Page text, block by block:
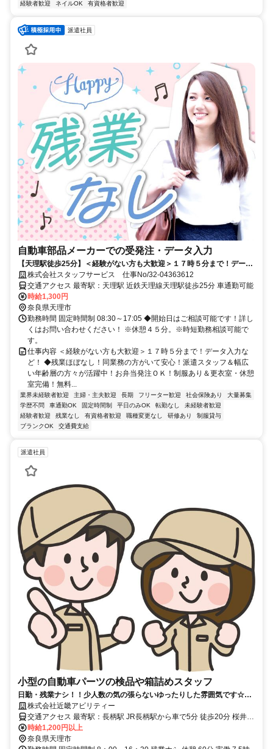
経験者歓迎
ネイルOK 有資格者歓迎
派遣社員
自動車部品メーカーでの受発注・データ入力
【天理駅徒歩25分】＜経験がない方も大歓迎＞１７時５分まで！データ
入力など！
株式会社スタッフサービス 仕事No/32-04363612
交通アクセス 最寄駅：天理駅 近鉄天理線天理駅徒歩25分 車通勤可能
時給1,300円
奈良県天理市
勤務時間 固定時間制 08:30～17:05 ◆開始日はご相談可能です！詳し
くはお問い合わせください！ ※休憩４５分。※時短勤務相談可能で
す。
仕事内容 ＜経験がない方も大歓迎＞１７時５分まで！データ入力な
ど！ ◆残業ほぼなし！同業務の方がいて安心！派遣スタッフ＆幅広
い年齢層の方々が活躍中！お弁当発注ＯＫ！制服あり＆更衣室・休憩
室完備！無料...
業界未経験者歓迎 主婦・主夫歓迎 長期 フリーター歓迎 社会保険あり
大量募集
学歴不問
車通勤OK 固定時間制 平日のみOK 転勤なし
未経験者歓迎
経験者歓迎
残業なし 有資格者歓迎 職種変更なし 研修あり
制服貸与
ブランクOK
交通費支給
派遣社員
小型の自動車パーツの検品や箱詰めスタッフ
日勤・残業ナシ！！少人数の気の張らないゆったりした雰囲気です☆半
額の食事補助も有り♪20～50代男性活躍中！ 日払い・週払い
OK☆
株式会社近畿アビリティー
交通アクセス 最寄駅：長柄駅 JR長柄駅から車で5分 徒歩20分 桜井市
から車で20分程 橿原市より車で30分程 奈良市から車で30分程 車・
バイク・自転車通勤ＯＫ！ （無料駐車場あり） 大和郡山市、奈良
時給1,200円以上
奈良県天理市